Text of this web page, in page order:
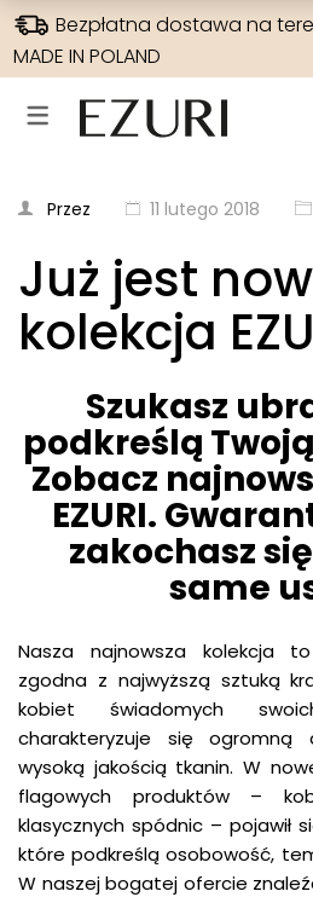
SUKIENKI NA WESELE
SUKIENKI W KWIATY
ELEGANCKIE
DLA MAMY
SUKIENKI
SUKIENKI BOHO
SUKIENKI NA CO DZIEŃ
SUKIENKI DZIANINOWE
SUKIENKI NA IMPREZY
SUKIENKI ELEGANCKIE
SUKIENKI KOKTAJLOWE
SPODNIE
SZEROKA NOGAWKA
WĄSKA NOGAWKA
WYPRZEDAŻE
BLUZKI
MARYNARKI
PŁASZCZE
SPODNIE
Bezpłatna dostawa na
MADE IN POLAND
Przez 11 lutego 2018
Już jest
kolekcja
Szukasz
podkreślą
Zobacz
EZURI.
zakochasz
same
Nasza najnowsza kolekcja
zgodna z najwyższą sztuką
kobiet świadomych
charakteryzuje się
wysoką jakością tkanin. W
flagowych produktów –
klasycznych spódnic – pojawił
które podkreślą osobowość,
W naszej bogatej ofercie